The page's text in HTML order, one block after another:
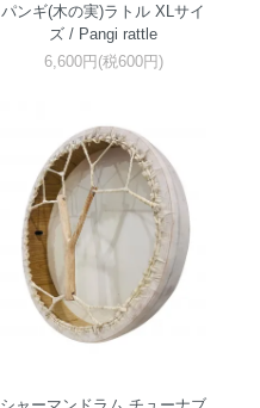
パンギ(木の実)ラトル XLサイ
ズ / Pangi rattle
6,600円(税600円)